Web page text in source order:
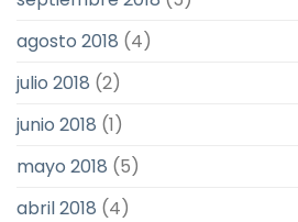
agosto 2018 (4)
julio 2018 (2)
junio 2018 (1)
mayo 2018 (5)
abril 2018 (4)